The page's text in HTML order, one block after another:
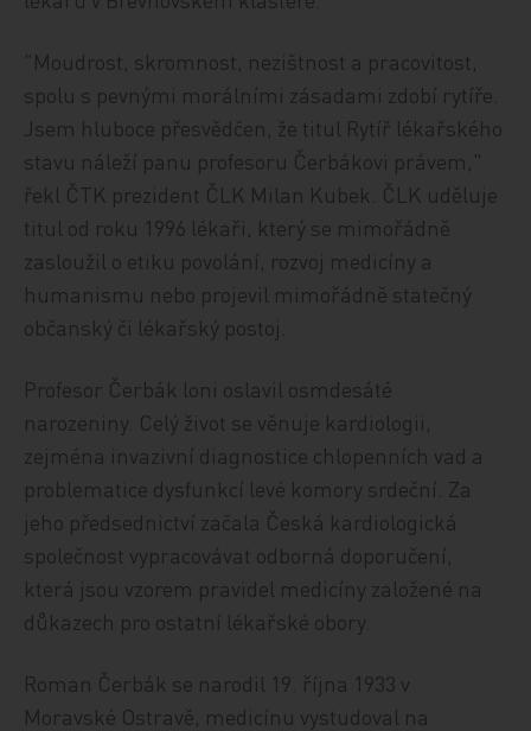
"Moudrost, skromnost, nezištnost a pracovitost,
spolu s pevnými morálními zásadami zdobí rytíře.
Jsem hluboce přesvědčen, že titul Rytíř lékařského
stavu náleží panu profesoru Čerbákovi právem,"
řekl ČTK prezident ČLK Milan Kubek. ČLK uděluje
titul od roku 1996 lékaři, který se mimořádně
zasloužil o etiku povolání, rozvoj medicíny a
humanismu nebo projevil mimořádně statečný
občanský či lékařský postoj.
Profesor Čerbák loni oslavil osmdesáté
narozeniny. Celý život se věnuje kardiologii,
zejména invazivní diagnostice chlopenních vad a
problematice dysfunkcí levé komory srdeční. Za
jeho předsednictví začala Česká kardiologická
společnost vypracovávat odborná doporučení,
která jsou vzorem pravidel medicíny založené na
důkazech pro ostatní lékařské obory.
Roman Čerbák se narodil 19. října 1933 v
Moravské Ostravě, medicínu vystudoval na